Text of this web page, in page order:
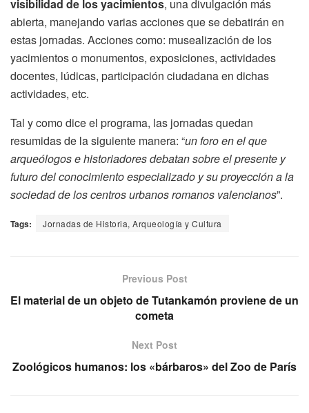
visibilidad de los yacimientos, una divulgación más
abierta, manejando varias acciones que se debatirán en
estas jornadas. Acciones como: musealización de los
yacimientos o monumentos, exposiciones, actividades
docentes, lúdicas, participación ciudadana en dichas
actividades, etc.
Tal y como dice el programa, las jornadas quedan
resumidas de la siguiente manera: “un foro en el que
arqueólogos e historiadores debatan sobre el presente y
futuro del conocimiento especializado y su proyección a la
sociedad de los centros urbanos romanos valencianos”.
Tags: Jornadas de Historia, Arqueología y Cultura
Previous Post
El material de un objeto de Tutankamón proviene de un
cometa
Next Post
Zoológicos humanos: los «bárbaros» del Zoo de París